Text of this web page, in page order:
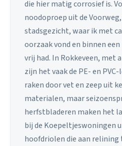
die hier matig corrosief is.
noodoproep uit de
stadsgezicht, waar ik met
oorzaak vond en binnen
vrij had. In Rokkeveen, met
zijn het vaak de PE- en
raken door vet en zeep uit
materialen, maar
herfstbladeren maken het
bij de Koepeltjeswoningen
hoofdriolen die aan relining